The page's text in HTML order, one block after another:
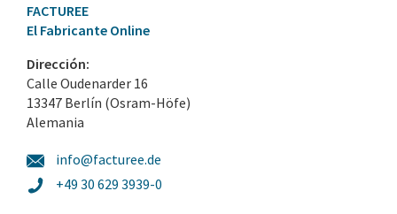
FACTUREE
El Fabricante Online
Dirección:
Calle Oudenarder 16
13347 Berlín (Osram-Höfe)
Alemania
info@facturee.de
+49 30 629 3939-0